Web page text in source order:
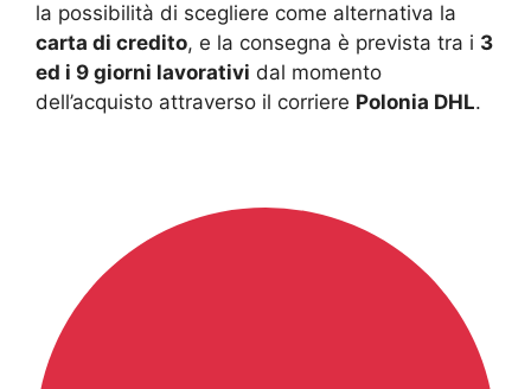
la possibilità di scegliere come alternativa la
carta di credito, e la consegna è prevista tra i 3
ed i 9 giorni lavorativi dal momento
dell’acquisto attraverso il corriere Polonia DHL.